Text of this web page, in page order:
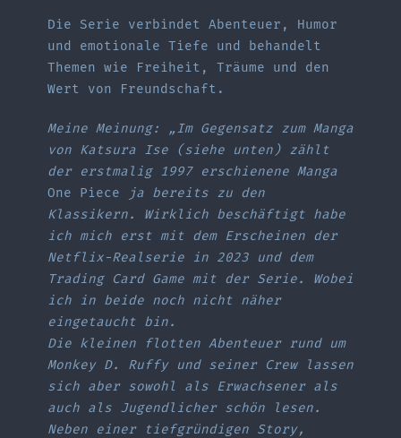
Die Serie verbindet Abenteuer, Humor
und emotionale Tiefe und behandelt
Themen wie Freiheit, Träume und den
Wert von Freundschaft.
Meine Meinung: „Im Gegensatz zum Manga
von Katsura Ise (siehe unten) zählt
der erstmalig 1997 erschienene Manga
One Piece ja bereits zu den
Klassikern. Wirklich beschäftigt habe
ich mich erst mit dem Erscheinen der
Netflix-Realserie in 2023 und dem
Trading Card Game mit der Serie. Wobei
ich in beide noch nicht näher
eingetaucht bin.
Die kleinen flotten Abenteuer rund um
Monkey D. Ruffy und seiner Crew lassen
sich aber sowohl als Erwachsener als
auch als Jugendlicher schön lesen.
Neben einer tiefgründigen Story,